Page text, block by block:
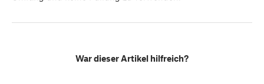
War dieser Artikel hilfreich?